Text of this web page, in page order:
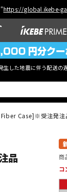
https://global.ikebe-
生した地震に伴う配送の
Case]※受注発注
品 商
コ